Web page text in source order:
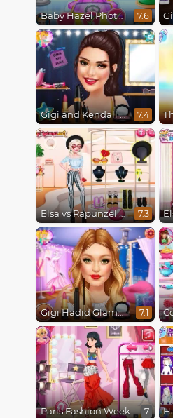
Baby Hazel Photoshoot 7.6
Gigi and Kendall Fashionistas 7.4
Elsa vs Rapunzel Fashion Game 7.3
Gigi Hadid Glamourous Lifestyle 7.1
Paris Fashion Week 7